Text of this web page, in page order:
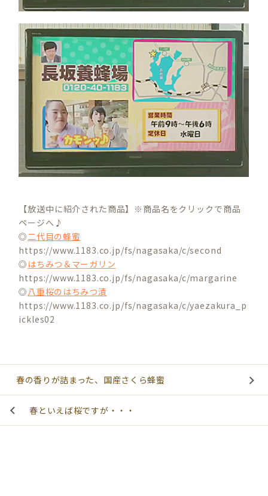
【放送中に紹介された商品】※商品名をクリックで商品
ページへ♪
◎二代目の蜂蜜
https://www.1183.co.jp/fs/nagasaka/c/second
◎ はちみつ＆マーガリン
https://www.1183.co.jp/fs/nagasaka/c/margarine
◎八重桜のはちみつ漬
https://www.1183.co.jp/fs/nagasaka/c/yaezakura_p
ickles02
春の香りが詰まった、国産さくら蜂蜜
春といえば桜ですが・・・